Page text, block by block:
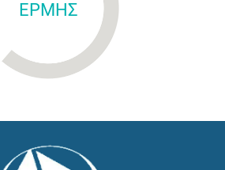
ΕΡΜΗΣ